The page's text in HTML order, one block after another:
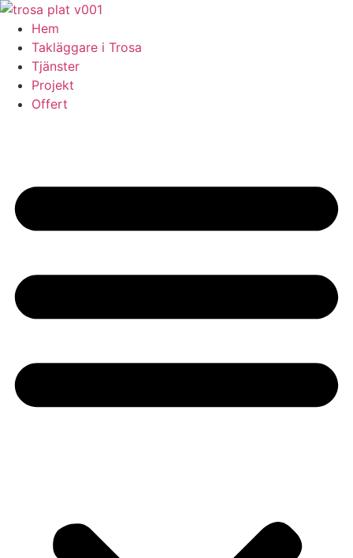
Skip
content
Hem
Takläggare i Trosa
Tjänster
Projekt
Offert